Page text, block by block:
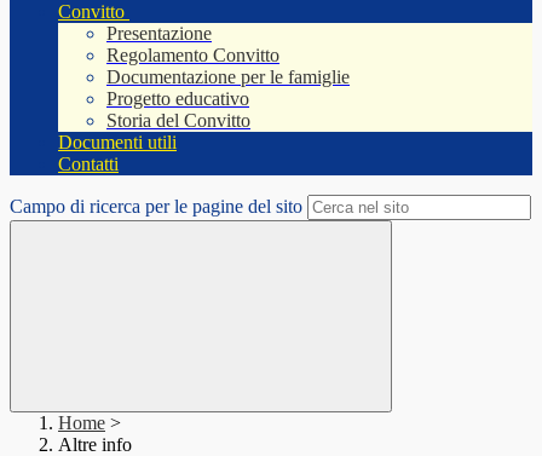
Convitto
Presentazione
Regolamento Convitto
Documentazione per le famiglie
Progetto educativo
Storia del Convitto
Documenti utili
Contatti
Campo di ricerca per le pagine del sito
Home >
Altre info